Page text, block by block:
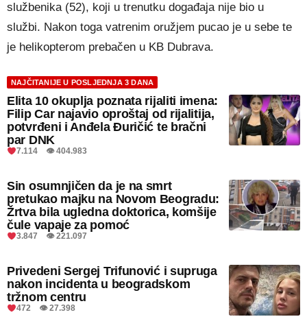
službenika (52), koji u trenutku događaja nije bio u
službi. Nakon toga vatrenim oružjem pucao je u sebe te
je helikopterom prebačen u KB Dubrava.
NAJČITANIJE U POSLJEDNJA 3 DANA
Elita 10 okuplja poznata rijaliti imena:
Filip Car najavio oproštaj od rijalitija,
potvrđeni i Anđela Đuričić te bračni
par DNK
7.114 👁 404.983
Sin osumnjičen da je na smrt
pretukao majku na Novom Beogradu:
Žrtva bila ugledna doktorica, komšije
čule vapaje za pomoć
3.847 👁 221.097
Privedeni Sergej Trifunović i supruga
nakon incidenta u beogradskom
tržnom centru
472 👁 27.398